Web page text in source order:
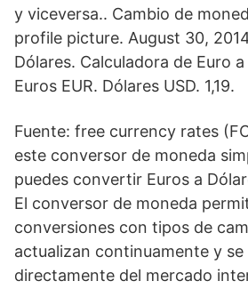
y viceversa.. Cambio de
profile picture. August 30, 2014
Dólares. Calculadora de Euro
Euros EUR. Dólares USD. 1,19.
Fuente: free currency rates
este conversor de moneda
puedes convertir Euros a
El conversor de moneda
conversiones con tipos de
actualizan continuamente y
directamente del mercado